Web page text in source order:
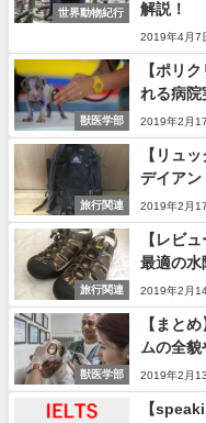
世界動物紀行
解説！
2019年4月7
獣医学部
【ポリ
れる病院
2019年2月
旅行関連
【リュ
デイアン
2019年2月
旅行関連
【レビ
最適の水
2019年2月
獣医学部
【まと
ムの全貌
2019年2月
【